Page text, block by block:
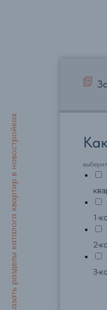
Показать разделы каталога квартир в новостройках 1-
2-
3-